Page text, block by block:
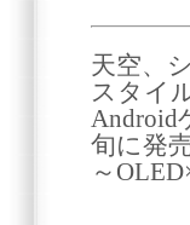
天空、
スタイ
Android
旬に発
～